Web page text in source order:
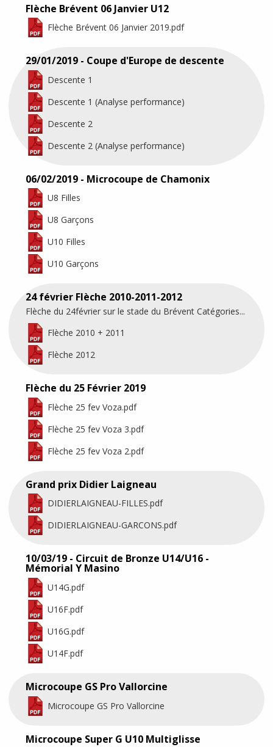
Flèche Brévent 06 Janvier U12
Flèche Brévent 06 Janvier 2019.pdf
29/01/2019 - Coupe d'Europe de descente
Descente 1
Descente 1 (Analyse performance)
Descente 2
Descente 2 (Analyse performance)
06/02/2019 - Microcoupe de Chamonix
U8 Filles
U8 Garçons
U10 Filles
U10 Garçons
24 février Flèche 2010-2011-2012
Flèche du 24février sur le stade du Brévent Catégories...
Flèche 2010 + 2011
Flèche 2012
Flèche du 25 Février 2019
Flèche 25 fev Voza.pdf
Flèche 25 fev Voza 3.pdf
Flèche 25 fev Voza 2.pdf
Grand prix Didier Laigneau
DIDIERLAIGNEAU-FILLES.pdf
DIDIERLAIGNEAU-GARCONS.pdf
10/03/19 - Circuit de Bronze U14/U16 -
Mémorial Y Masino
U14G.pdf
U16F.pdf
U16G.pdf
U14F.pdf
Microcoupe GS Pro Vallorcine
Microcoupe GS Pro Vallorcine
Microcoupe Super G U10 Multiglisse